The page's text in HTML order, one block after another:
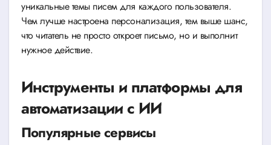
уникальные темы писем для каждого пользователя.
Чем лучше настроена персонализация, тем выше шанс,
что читатель не просто откроет письмо, но и выполнит
нужное действие.
Инструменты и платформы для
автоматизации с ИИ
Популярные сервисы